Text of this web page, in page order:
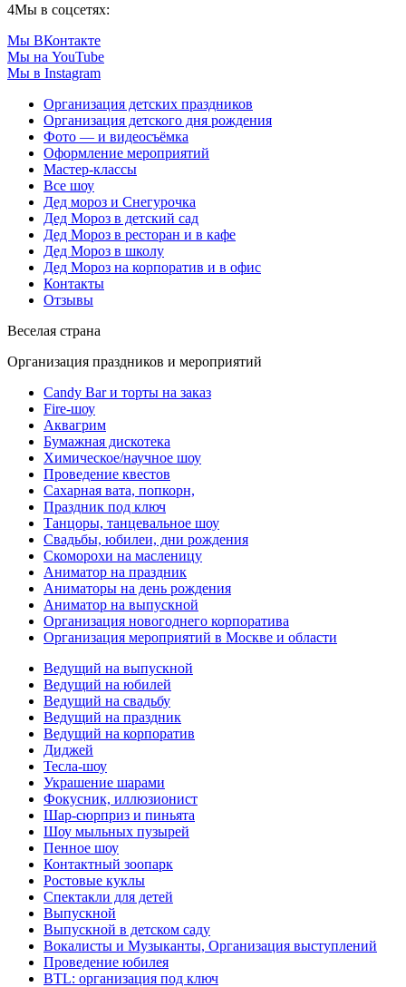
4Мы в соцсетях:
Мы ВКонтакте
Мы на YouTube
Мы в Instagram
Организация детских праздников
Организация детского дня рождения
Фото — и видеосъёмка
Оформление мероприятий
Мастер-классы
Все шоу
Дед мороз и Снегурочка
Дед Мороз в детский сад
Дед Мороз в ресторан и в кафе
Дед Мороз в школу
Дед Мороз на корпоратив и в офис
Контакты
Отзывы
Веселая страна
Организация праздников и мероприятий
Candy Bar и торты на заказ
Fire-шоу
Аквагрим
Бумажная дискотека
Химическое/научное шоу
Проведение квестов
Сахарная вата, попкорн,
Праздник под ключ
Танцоры, танцевальное шоу
Свадьбы, юбилеи, дни рождения
Скоморохи на масленицу
Аниматор на праздник
Аниматоры на день рождения
Аниматор на выпускной
Организация новогоднего корпоратива
Организация мероприятий в Москве и области
Ведущий на выпускной
Ведущий на юбилей
Ведущий на свадьбу
Ведущий на праздник
Ведущий на корпоратив
Диджей
Тесла-шоу
Украшение шарами
Фокусник, иллюзионист
Шар-сюрприз и пиньята
Шоу мыльных пузырей
Пенное шоу
Контактный зоопарк
Ростовые куклы
Спектакли для детей
Выпускной
Выпускной в детском саду
Вокалисты и Музыканты, Организация выступлений
Проведение юбилея
BTL: организация под ключ